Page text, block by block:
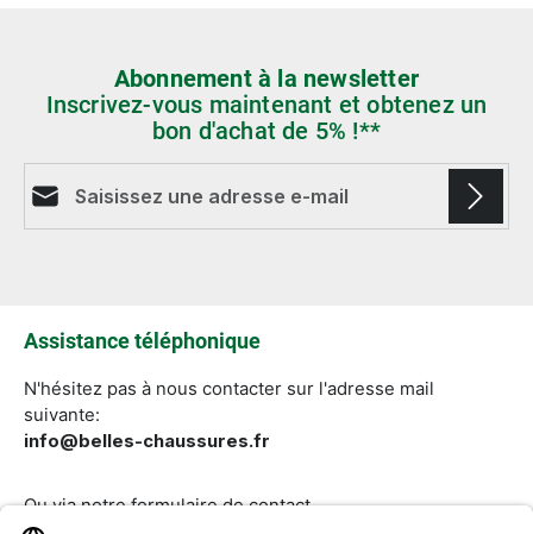
Abonnement à la newsletter
Inscrivez-vous maintenant et obtenez un
bon d'achat de 5% !**
Assistance téléphonique
N'hésitez pas à nous contacter sur l'adresse mail
suivante:
info@belles-chaussures.fr
Ou via notreformulaire de contact.